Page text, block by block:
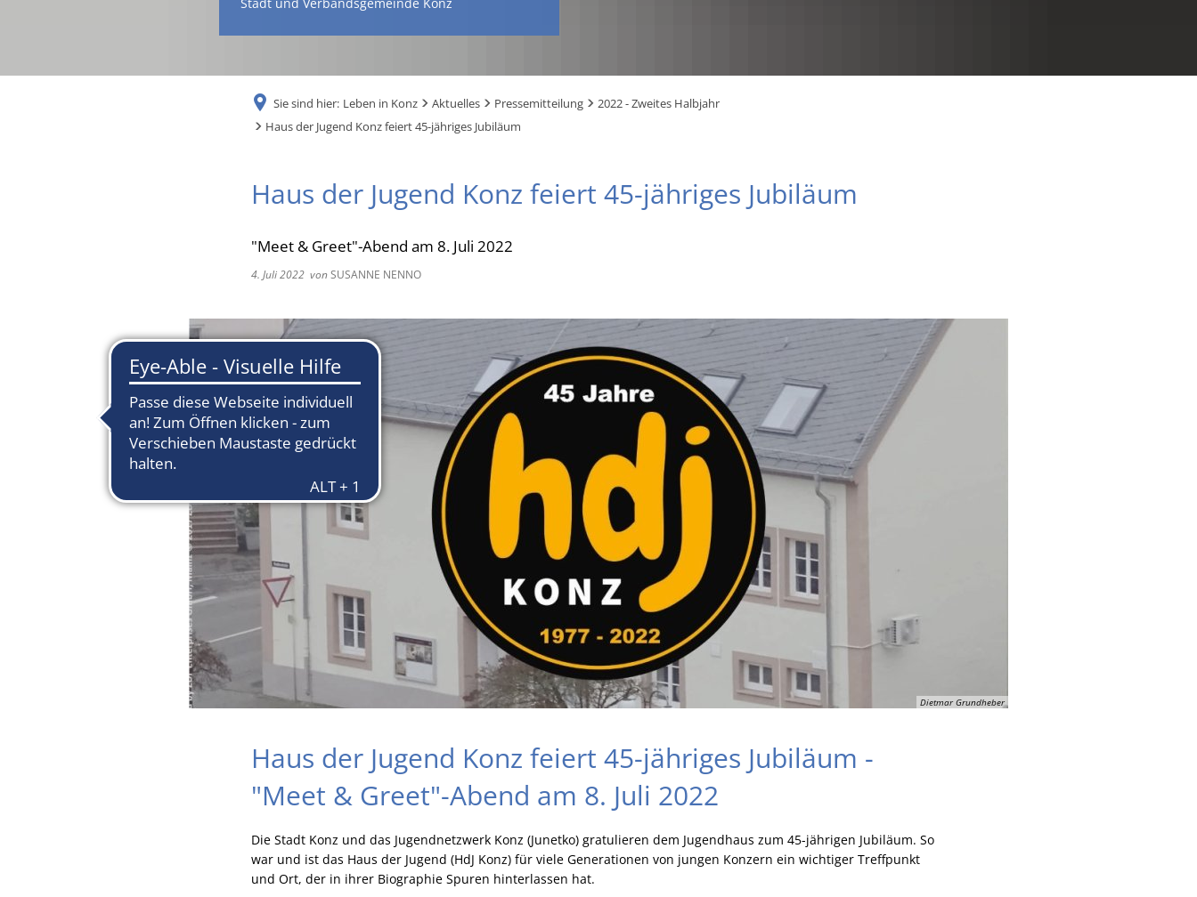
Sie sind hier: Leben in Konz Aktuelles Pressemitteilung
2022 - Zweites Halbjahr
Haus der Jugend Konz feiert 45-jähriges Jubiläum
Haus der Jugend Konz feiert 45-jähriges Jubiläum
"Meet & Greet"-Abend am 8. Juli 2022
4. Juli 2022 vonSUSANNE NENNO
Dietmar Grundheber
Haus der Jugend Konz feiert 45-jähriges Jubiläum -
"Meet & Greet"-Abend am 8. Juli 2022
Die Stadt Konz und das Jugendnetzwerk Konz (Junetko) gratulieren dem Jugendhaus zum 45-jährigen Jubiläum. So
war und ist das Haus der Jugend (HdJ Konz) für viele Generationen von jungen Konzern ein wichtiger Treffpunkt
und Ort, der in ihrer Biographie Spuren hinterlassen hat.